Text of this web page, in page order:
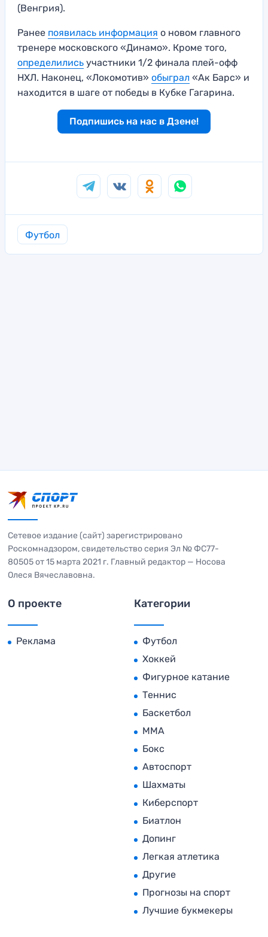
(Венгрия).
Ранее появилась информация о новом главного
тренере московского «Динамо». Кроме того,
определились участники 1/2 финала плей-офф
НХЛ. Наконец, «Локомотив» обыграл «Ак Барс» и
находится в шаге от победы в Кубке Гагарина.
Подпишись на нас в Дзене!
Футбол
Сетевое издание (сайт) зарегистрировано
Роскомнадзором, свидетельство серия Эл № ФС77-
80505 от 15 марта 2021 г. Главный редактор — Носова
Олеся Вячеславовна.
О проекте
Реклама
Категории
Футбол
Хоккей
Фигурное катание
Теннис
Баскетбол
MMA
Бокс
Автоспорт
Шахматы
Киберспорт
Биатлон
Допинг
Легкая атлетика
Другие
Прогнозы на спорт
Лучшие букмекеры